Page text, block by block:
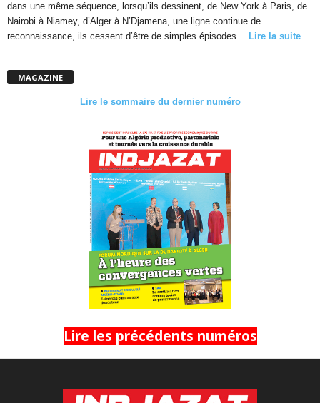
dans une même séquence, lorsqu’ils dessinent, de New York à Paris, de
Nairobi à Niamey, d’Alger à N’Djamena, une ligne continue de
reconnaissance, ils cessent d’être de simples épisodes… Lire la suite
MAGAZINE
Lire le sommaire du dernier numéro
Lire les précédents numéros